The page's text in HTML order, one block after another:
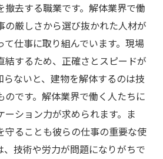
撤去する職業です。解体業界で働
の厳しさから選び抜かれた人材が
仕事に取り組んでいます。現場
結するため、正確さとスピードが
ないと、建物を解体するのは技
のです。解体業界で働く人たちに
ーション力が求められます。ま
守ることも彼らの仕事の重要な使
、技術や労力が問題になりがちで